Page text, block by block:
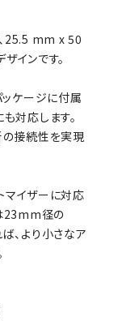
25.5 mm x 50
インです。
ケージに付属
対応します。
の接続性を実現
マイザーに対応
23mm径の
、より小さなア